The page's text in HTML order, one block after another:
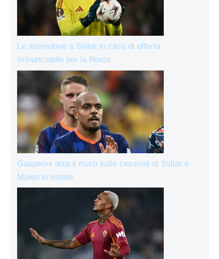
Le alternative a Svilar in caso di offerta
irrinunciabile per la Roma
Gasperini alza il muro sulle cessioni di Svilar e
Malen in estate